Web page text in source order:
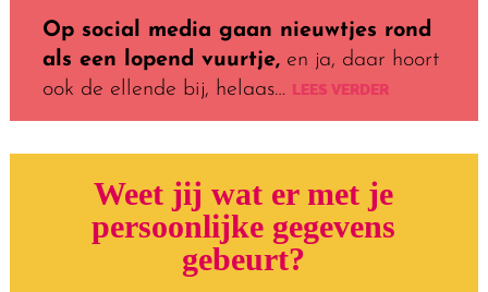
Op social media gaan nieuwtjes rond
als een lopend vuurtje,en ja, daar hoort
ook de ellende bij, helaas… LEES VERDER
Weet jij wat er met je
persoonlijke gegevens
gebeurt?